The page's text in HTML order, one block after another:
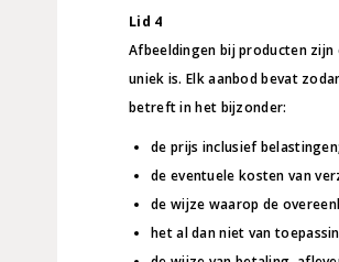
Lid 4
Afbeeldingen bij producten
uniek is. Elk aanbod bevat
betreft in het bijzonder:
de prijs inclusief belastingen;
de eventuele kosten van
de wijze waarop de
het al dan niet van